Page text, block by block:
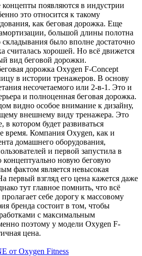
появляются в индустрии
это относится к такому
как беговая дорожка. Еще
большой длины полотна
было вполне достаточно
считалась хорошей. Но всё движется
вид беговой дорожки.
дорожка Oxygen F-Concept
в истории тренажеров. В основу
несочетаемого или 2-в-1. Это и
и полноценная беговая дорожка.
видно особое внимание к дизайну,
внешнему виду тренажера. Это
котором будет развиваться
время. Компания Oxygen, как и
домашнего оборудования,
и первой запустила в
концептуально новую беговую
фактом является невысокая
первый взгляд его цена кажется даже
тут главное помнить, что всё
себе дорогу к массовому
бренда состоит в том, чтобы
с максимальным
поэтому у модели Oxygen F-
цена.
от Oxygen Fitness